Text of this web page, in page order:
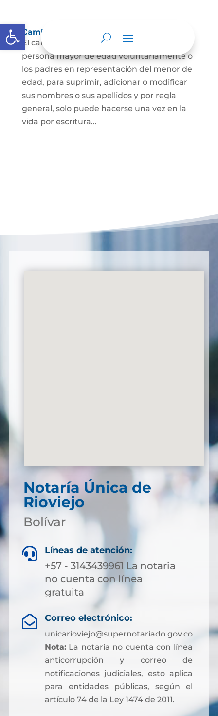
Abrir barra de herramientas
Cambio Nombre
El cambio de nombre lo podrá hacer la
persona mayor de edad voluntariamente o
los padres en representación del menor de
edad, para suprimir, adicionar o modificar
sus nombres o sus apellidos y por regla
general, solo puede hacerse una vez en la
vida por escritura...
Notaría Única de
Rioviejo
Bolívar
 Líneas de atención:
+57 - 3143439961 La notaria
no cuenta con línea
gratuita
 Correo electrónico:
unicarioviejo@supernotariado.gov.co
Nota:La notaría no cuenta con línea
anticorrupción y correo de
notificaciones judiciales, esto aplica
para entidades públicas, según el
artículo 74 de la Ley 1474 de 2011.